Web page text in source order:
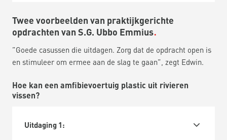
Twee voorbeelden van praktijkgerichte
opdrachten van S.G. Ubbo Emmius
”Goede casussen die uitdagen. Zorg dat de opdracht open is
en stimuleer om ermee aan de slag te gaan”, zegt Edwin.
Hoe kan een amfibievoertuig plastic uit rivieren
vissen?
Uitdaging 1: